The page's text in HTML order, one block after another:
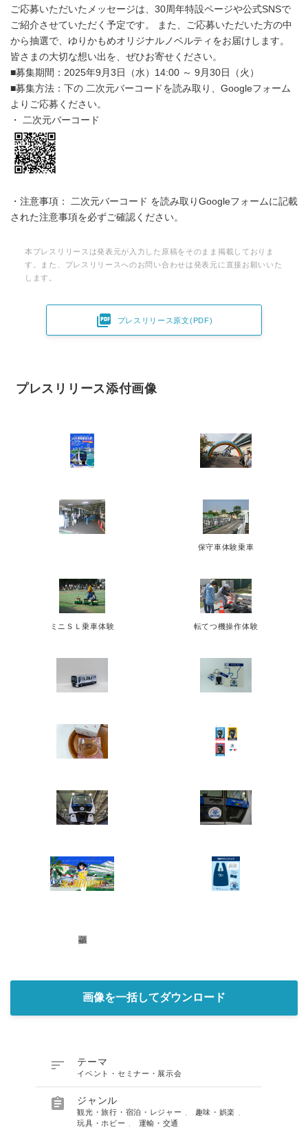
ご応募いただいたメッセージは、30周年特設ページや公式SNSで
ご紹介させていただく予定です。 また、ご応募いただいた方の中
から抽選で、ゆりかもめオリジナルノベルティをお届けします。
皆さまの大切な想い出を、ぜひお寄せください。
■募集期間：2025年9月3日（水）14:00 ～ 9月30日（火）
■募集方法：下の 二次元バーコードを読み取り、Googleフォーム
よりご応募ください。
・ 二次元バーコード
・注意事項： 二次元バーコード を読み取りGoogleフォームに記載
された注意事項を必ずご確認ください。
本プレスリリースは発表元が入力した原稿をそのまま掲載しておりま
す。また、プレスリリースへのお問い合わせは発表元に直接お願いいた
します。
 プレスリリース原文(PDF)
プレスリリース添付画像
保守車体験乗車
ミニＳＬ乗車体験 転てつ機操作体験
画像を一括してダウンロード
 テーマ
イベント・セミナー・展示会
 ジャンル
観光・旅行・宿泊・レジャー 趣味・娯楽
玩具・ホビー
運輸・交通